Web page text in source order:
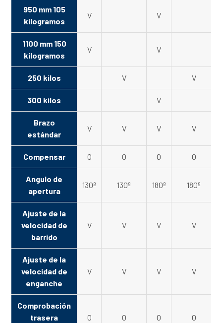
950 mm 105
kilogramos
V V
1100 mm 150
kilogramos
V V
250 kilos V V
300 kilos V
Brazo
estándar
V V V V
Compensar O O O O
Angulo de
apertura
130º 130º 180º 180º
Ajuste de la
velocidad de
barrido
V V V V
Ajuste de la
velocidad de
enganche
V V V V
Comprobación
trasera
O O O O